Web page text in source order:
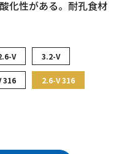
化性がある。耐孔食材
V 3.2-V
316 2.6-V 316